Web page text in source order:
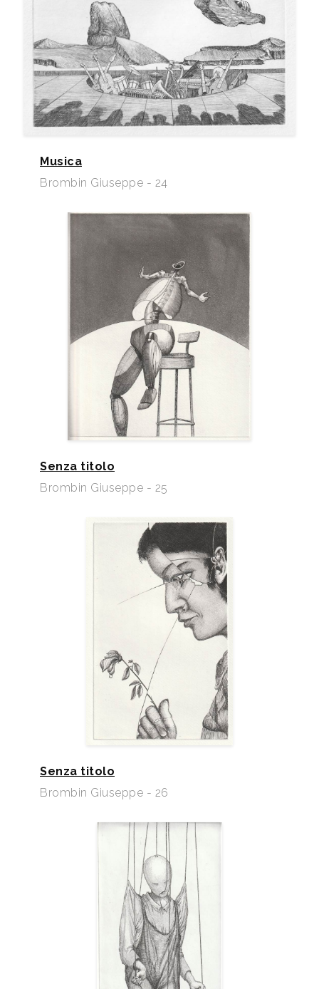
Musica
Brombin Giuseppe - 24
Senza titolo
Brombin Giuseppe - 25
Senza titolo
Brombin Giuseppe - 26